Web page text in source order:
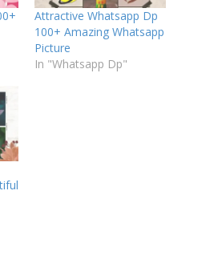
Attractive Whatsapp Dp
100+ Amazing Whatsapp
Picture
In "Whatsapp Dp"